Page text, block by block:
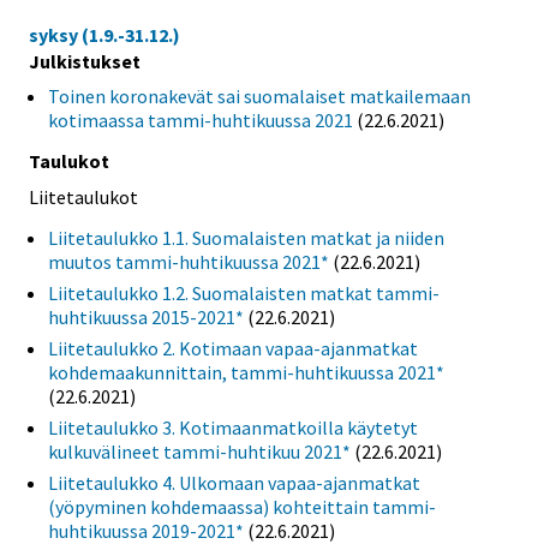
syksy (1.9.-31.12.)
Julkistukset
Toinen koronakevät sai suomalaiset matkailemaan
kotimaassa tammi-huhtikuussa 2021 (22.6.2021)
Taulukot
Liitetaulukot
Liitetaulukko 1.1. Suomalaisten matkat ja niiden
muutos tammi-huhtikuussa 2021* (22.6.2021)
Liitetaulukko 1.2. Suomalaisten matkat tammi-
huhtikuussa 2015-2021* (22.6.2021)
Liitetaulukko 2. Kotimaan vapaa-ajanmatkat
kohdemaakunnittain, tammi-huhtikuussa 2021*
(22.6.2021)
Liitetaulukko 3. Kotimaanmatkoilla käytetyt
kulkuvälineet tammi-huhtikuu 2021* (22.6.2021)
Liitetaulukko 4. Ulkomaan vapaa-ajanmatkat
(yöpyminen kohdemaassa) kohteittain tammi-
huhtikuussa 2019-2021* (22.6.2021)